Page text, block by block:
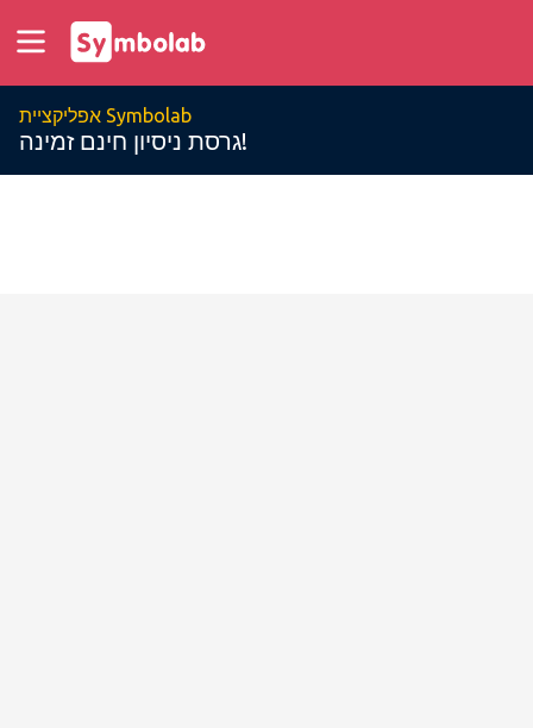
אפליקציית Symbolab
גרסת ניסיון חינם זמינה!